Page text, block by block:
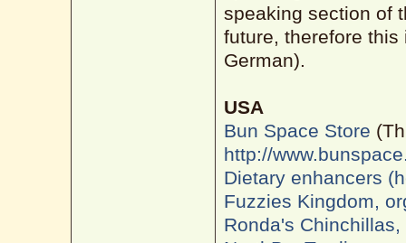
speaking section of
future, therefore
German).
USA
Bun Space Store
http://
Dietary enhancers
Fuzzies Kingdom,
Ronda's